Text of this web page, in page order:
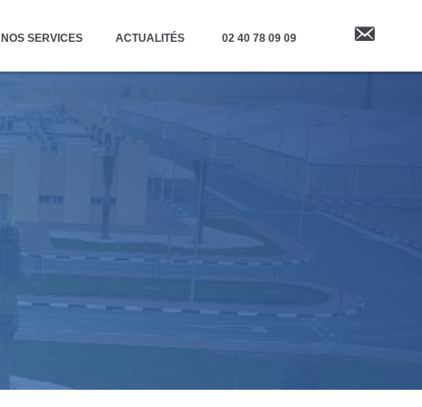
NOS SERVICES ACTUALITÉS 02 40 78 09 09